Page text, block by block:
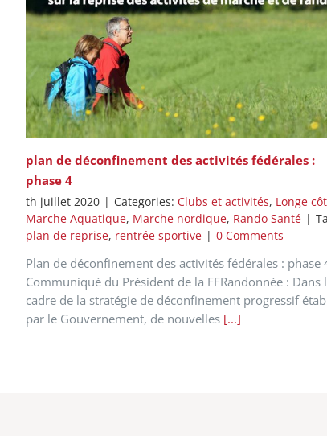
plan de déconfinement des activités fédérales :
phase 4
th juillet 2020 | Categories: Clubs et activités, Longe
Marche Aquatique, Marche nordique, Rando Santé |
plan de reprise, rentrée sportive | 0 Comments
Plan de déconfinement des activités fédérales : phase
Communiqué du Président de la FFRandonnée : Dans
cadre de la stratégie de déconfinement progressif
par le Gouvernement, de nouvelles [...]